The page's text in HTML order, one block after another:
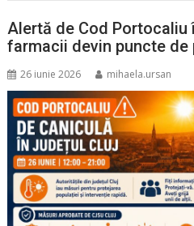
Alertă de Cod Portocaliu
farmacii devin puncte de
26 iunie 2026 mihaela.ursan